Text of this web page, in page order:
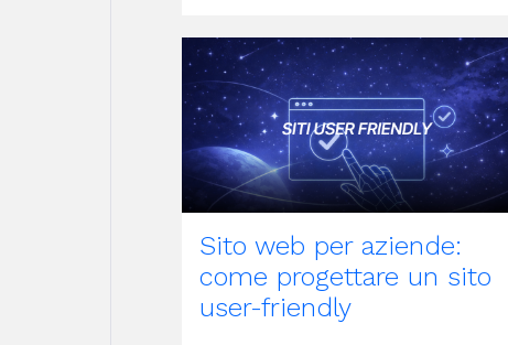
Sito web per aziende:
come progettare un sito
user-friendly